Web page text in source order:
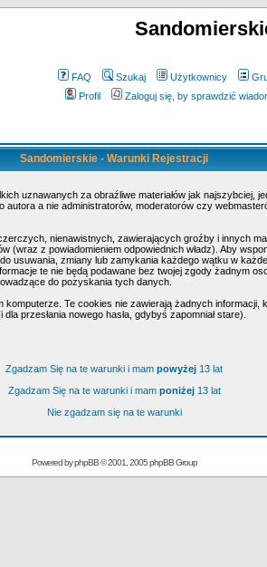
FAQ Szukaj Użytkownicy
Profil
Zaloguj się, by sprawdzić
Sandomierskie - Warunki Rejestracji
uznawanych za obraźliwe materiałów jak najszybciej,
a nie administratorów, moderatorów czy
nienawistnych, zawierających groźby i innych
z powiadomieniem odpowiednich władz). Aby
usuwania, zmiany lub zamykania każdego wątku w
te nie będą podawane bez twojej zgody żadnym
do pozyskania tych danych.
Te cookies nie zawierają żadnych informacji,
przesłania nowego hasła, gdybyś zapomniał stare).
Zgadzam Się na te warunki i mam powyżej 13 lat
Zgadzam Się na te warunki i mam poniżej13 lat
Nie zgadzam się na te warunki
Powered byphpBB© 2001, 2005 phpBB Group